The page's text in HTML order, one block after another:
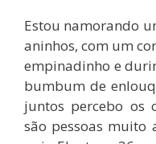
Estou namorando
aninhos, com um
empinadinho e
bumbum de
juntos percebo os
são pessoas muito